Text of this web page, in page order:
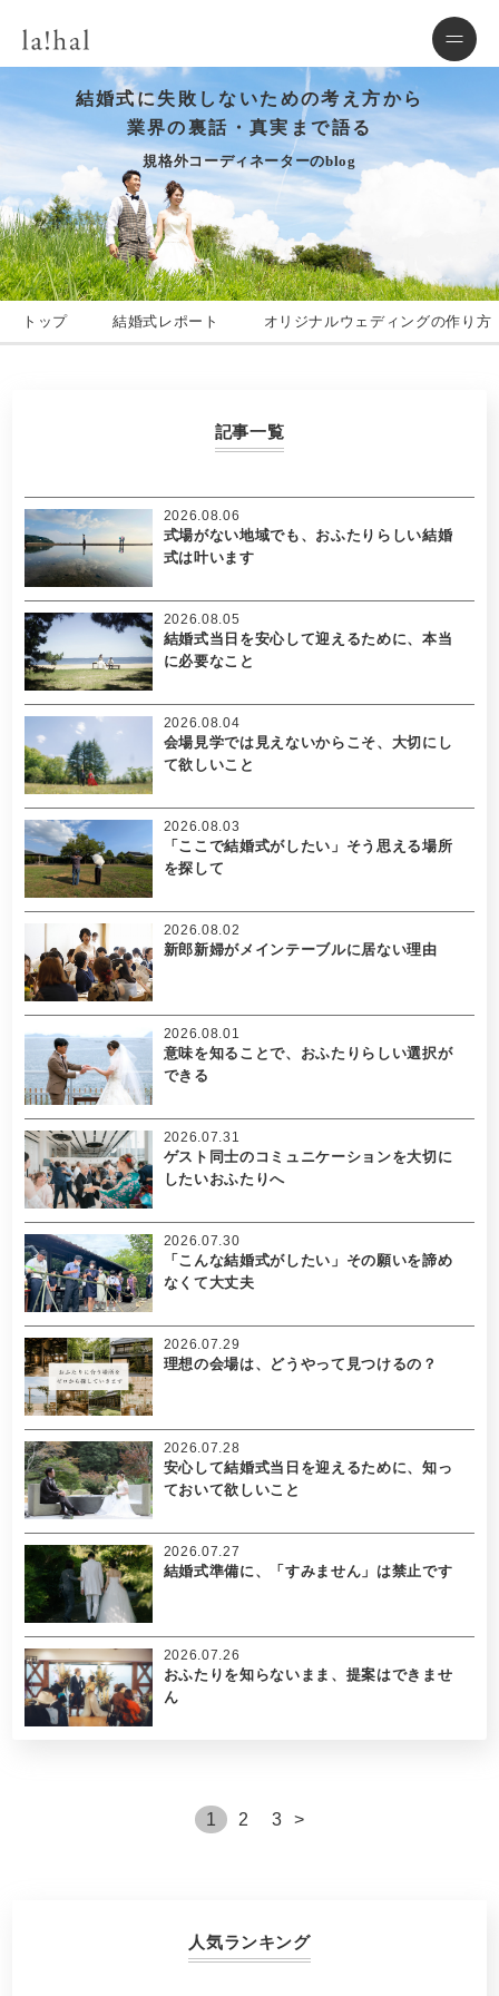
結婚式に失敗しないための考え方から
業界の裏話・真実まで語る
規格外コーディネーターのblog
トップ 結婚式レポート オリジナルウェディングの作り方
記事一覧
式場がない地域でも、おふたりらしい結婚
式は叶います
2026.08.06
結婚式当日を安心して迎えるために、本当
に必要なこと
2026.08.05
会場見学では見えないからこそ、大切にし
て欲しいこと
2026.08.04
「ここで結婚式がしたい」そう思える場所
を探して
2026.08.03
新郎新婦がメインテーブルに居ない理由
2026.08.02
意味を知ることで、おふたりらしい選択が
できる
2026.08.01
ゲスト同士のコミュニケーションを大切に
したいおふたりへ
2026.07.31
「こんな結婚式がしたい」その願いを諦め
なくて大丈夫
2026.07.30
理想の会場は、どうやって見つけるの？
2026.07.29
安心して結婚式当日を迎えるために、知っ
ておいて欲しいこと
2026.07.28
結婚式準備に、「すみません」は禁止です
2026.07.27
おふたりを知らないまま、提案はできませ
ん
2026.07.26
1 2 3 >
人気ランキング